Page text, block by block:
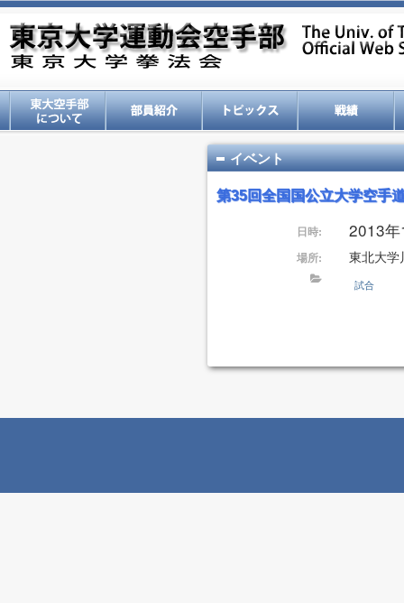
イベント
第35回全国国公立大学空手
日時: 2013
場所: 東北大学
試合